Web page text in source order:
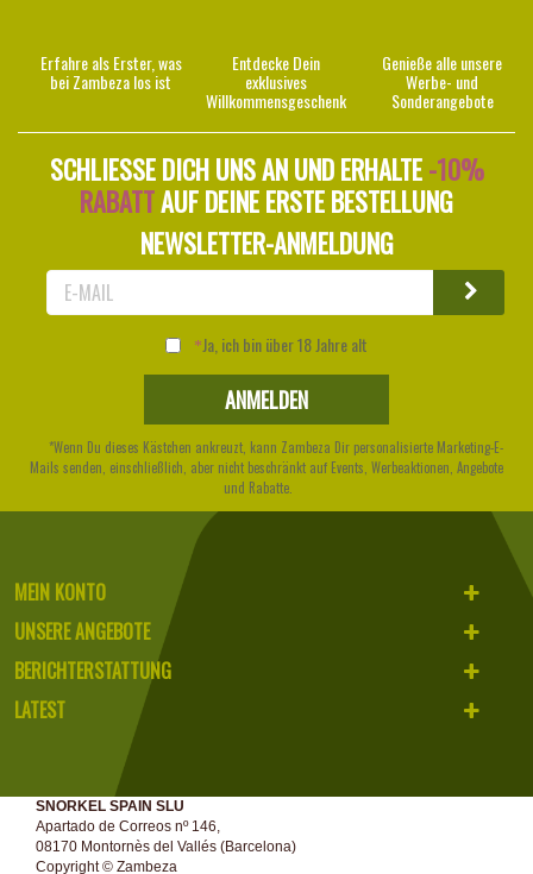
Erfahre als Erster, was
bei Zambeza los ist
Entdecke Dein
exklusives
Willkommensgeschenk
Genieße alle unsere
Werbe- und
Sonderangebote
SCHLIESSE DICH UNS AN UND ERHALTE -10%
RABATTAUF DEINE ERSTE BESTELLUNG
NEWSLETTER-ANMELDUNG
Ja, ich bin über 18 Jahre alt
*Wenn Du dieses Kästchen ankreuzt, kann Zambeza Dir personalisierte Marketing-E-
Mails senden, einschließlich, aber nicht beschränkt auf Events, Werbeaktionen, Angebote
und Rabatte.
MEIN KONTO
UNSERE ANGEBOTE
BERICHTERSTATTUNG
LATEST
SNORKEL SPAIN SLU
Apartado de Correos nº 146,
08170 Montornès del Vallés (Barcelona)
Copyright © Zambeza